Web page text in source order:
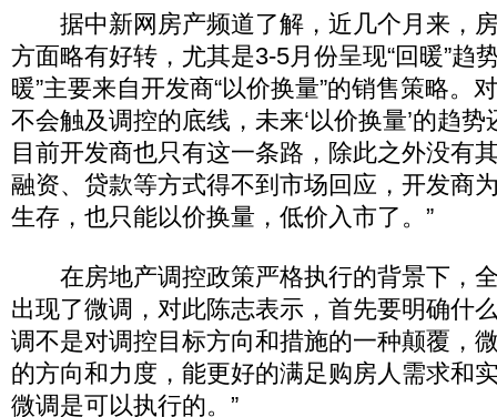
据中新网房产频道了解，近几个月来，
方面略有好转，尤其是3-5月份呈现“回暖”趋
暖”主要来自开发商“以价换量”的销售策略。
不会触及调控的底线，未来‘以价换量’的趋
目前开发商也只有这一条路，除此之外没有
融资、贷款等方式得不到市场回应，开发商
生存，也只能以价换量，低价入市了。”
在房地产调控政策严格执行的背景下，
出现了微调，对此陈志表示，首先要明确什
调不是对调控目标方向和措施的一种颠覆，
的方向和力度，能更好的满足购房人需求和
微调是可以执行的。”